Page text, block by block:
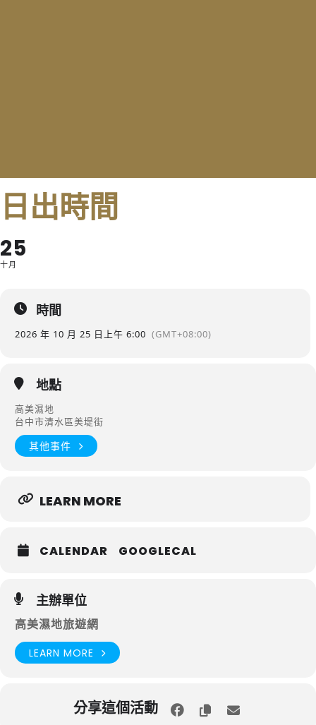
日出時間
25
十月
時間
2026 年 10 月 25 日 上午 6:00 (GMT+08:00)
地點
高美濕地
台中市清水區美堤街
其他事件
LEARN MORE
CALENDAR GOOGLECAL
主辦單位
高美濕地旅遊網
LEARN MORE
分享這個活動